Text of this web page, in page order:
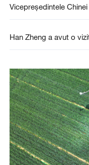
Vicepreședintele
Han Zheng a avut o